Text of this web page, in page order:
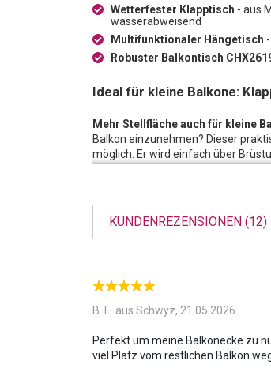
Wetterfester Klapptisch - aus
wasserabweisend
Multifunktionaler Hängetisch
Robuster Balkontisch
Ideal für kleine Balkone:
Mehr Stellfläche auch für kleine
Balkon einzunehmen? Dieser
möglich. Er wird einfach über
Integriert sich gerne in Ihre
denn die Farbe Weiss harmoniert
Elemente aus unterschiedlichen
nächsten Einsatz.
KUNDENREZENSIONEN (12)
B. E. aus Schwyz, 21.05.2026
Perfekt um meine Balkonecke zu